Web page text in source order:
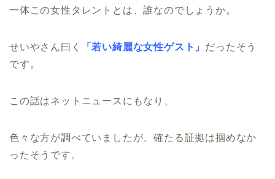
一体この女性タレントとは、誰なのでしょうか。
せいやさん曰く 「若い綺麗な女性ゲスト」 だったそう
です。
この話はネットニュースにもなり、
色々な方が調べていましたが、確たる証拠は掴めなか
ったそうです。